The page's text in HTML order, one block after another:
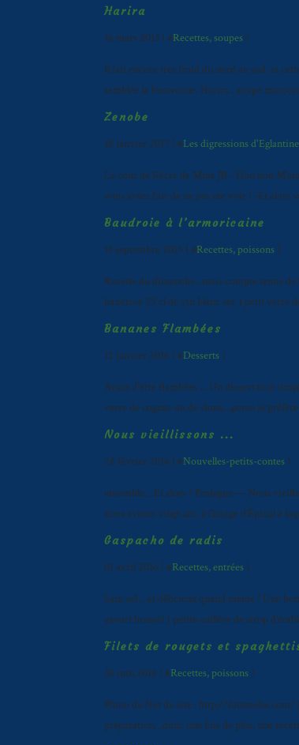
Harira
16 mars 2013 ( #Recettes, soupes )
Il fait encore très froid du nord au sud, et
semblée la bienvenue. Harira…soupe
Zenobe
18 janvier 2017 ( #Les digressions d'Eglantine
La cour de Récré de Mme JB - Hou hou
vous aviez l’air de ne pas me voir ! -Et alors
Baudroie à l’armoricaine
13 septembre 2015 ( #Recettes, poissons )
Recette du dimanche...mais compte tenue
baudroie 25 cl de vin blanc sec 1 petit verre
Bananes Flambées
12 janvier 2016 ( #Desserts )
Avant d'être flambées ... Un dessert tout
verre de cognac ou de rhum...perso je
Nous vieillissons ...
28 février 2016 ( #Nouvelles-petits-contes )
ensemble....Et alors ? Prologue — Nous
nous avions vingt ans, à l’image d’Épinal à
Gaspacho de radis
01 avril 2016 ( #Recettes, entrées )
Sans sel …et délicieux quand même ! Une
yaourt brassé) 1 petite cuillère de sirop
Filets de rougets et
30 juin 2016 ( #Recettes, poissons )
Photo du Net du site : http://fotomelia.com/
préparation…donc une fois de plus, une